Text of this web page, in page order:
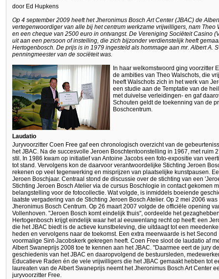
door Ed Hupkens
Op 4 september 2009 heeft het Jheronimus Bosch Art Center (JBAC) de
vertegenwoordiger van alle bij het centrum werkzame vrijwilligers, nam
en een cheque van 2500 euro in ontvangst. De Vereniging Sociëteit Casino
uit aan een persoon of instelling, die zich bijzonder verdienstelijk heeft
Hertogenbosch. De prijs is in 1979 ingesteld als hommage aan mr. Albert A.
penningmeester van de sociëteit was.
In haar welkomstwoord ging voorzitter
de ambities van Theo Walschots, die
heeft Walschots zich in het werk van
een studie aan de Temptatie van de
met duivelse verleidingen- en gaf
Schouten geldt de toekenning van de
Boschcentrum.
Laudatio
Juryvoorzitter Coen Free gaf een chronologisch overzicht van de
het JBAC. Na de succesvolle Jeroen Boschtentoonstelling in 1967, met ruim
stil. In 1986 kwam op initiatief van Antoine Jacobs een foto-expositie van
tot stand. Vervolgens kon de daarvoor verantwoordelijke Stichting Jeroen
rekenen op veel tegenwerking en misprijzen van plaatselijke kunstpausen.
Jeroen Boschjaar. Centraal stond de discussie over de stichting van een
Stichting Jeroen Bosch Atelier via de cursus Boschlogie in contact gekomen
belangstelling voor de fotocollectie. Wat volgde, is inmiddels boeiende
laatste vergadering van de Stichting Jeroen Bosch Atelier. Op 2 mei 2006
Jheronimus Bosch Centrum. Op 26 maart 2007 volgde de officiële opening
Vollenhoven. "Jeroen Bosch komt eindelijk thuis", oordeelde het
Hertogenbosch krijgt eindelijk waar het al eeuwenlang recht op heeft: een
die het JBAC biedt is de actieve kunstbeleving, die uitdaagt tot een
heden en vervolgens naar de toekomst. Een extra meerwaarde is het
voormalige Sint-Jacobskerk gekregen heeft. Coen Free sloot de laudatio af
Albert Swaneprijs 2008 toe te kennen aan het JBAC. "Daarmee eert de jury
geschiedenis van het JBAC en daaropvolgend de bestuursleden,
Educatieve Raden én de vele vrijwilligers die het JBAC gemaakt hebben tot
laureaten van de Albert Swaneprijs neemt het Jheronimus Bosch Art Center
juryvoorzitter Free.